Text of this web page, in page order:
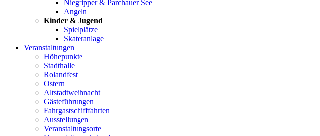
Niegripper & Parchauer See
Angeln
Kinder & Jugend
Spielplätze
Skateranlage
Veranstaltungen
Höhepunkte
Stadthalle
Rolandfest
Ostern
Altstadtweihnacht
Gästeführungen
Fahrgastschifffahrten
Ausstellungen
Veranstaltungsorte